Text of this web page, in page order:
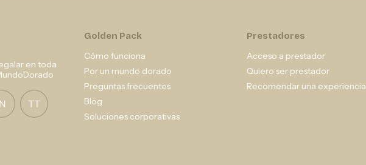
en toda
Golden Pack
Cómo funciona
Por un mundo dorado
Preguntas frecuentes
Blog
Soluciones corporativas
Prestadores
Acceso a prestador
Quiero ser prestador
Recomendar una experiencia